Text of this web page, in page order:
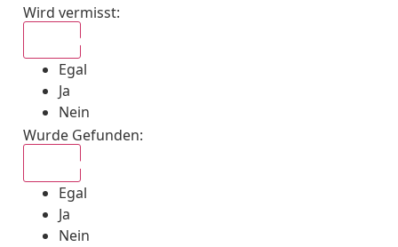
Wird vermisst:
Egal
Ja
Nein
Wurde Gefunden:
Egal
Ja
Nein